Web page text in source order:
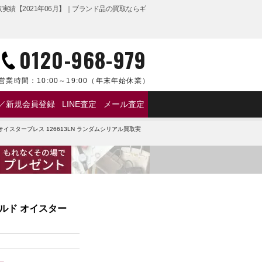
績【2021年06月】｜ブランド品の買取ならギ
0120-968-979
業時間： 10:00～19:00 （年末年始休業）
新規会員登録 LINE査定 メール査定
ック文字盤 SS/K18イエローゴールド オイスターブ
イスターブレス 126613LN ランダムシリアル買取実
ド オイスター